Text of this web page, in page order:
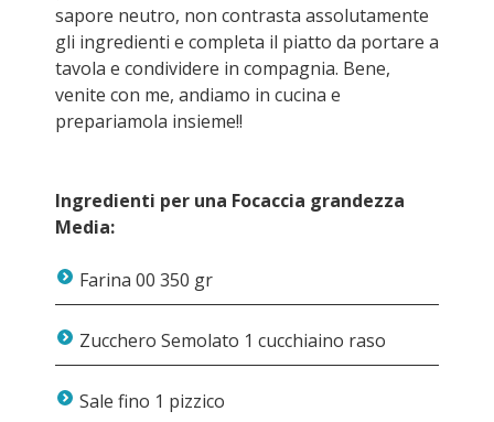
sapore neutro, non contrasta assolutamente
gli ingredienti e completa il piatto da portare a
tavola e condividere in compagnia. Bene,
venite con me, andiamo in cucina e
prepariamola insieme!!
Ingredienti per una Focaccia grandezza
Media:
Farina 00 350 gr
Zucchero Semolato 1 cucchiaino raso
Sale fino 1 pizzico